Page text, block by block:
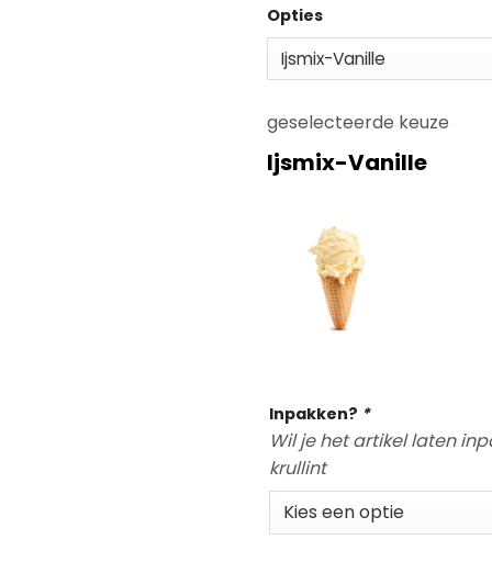
Opties
geselecteerde keuze
Ijsmix-Vanille
Inpakken? *
Wil je het artikel laten
krullint